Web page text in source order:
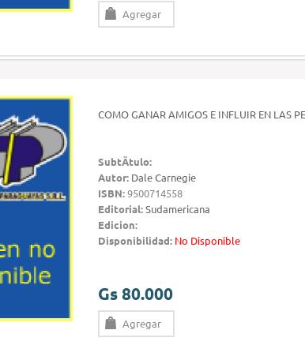
Agregar
COMO GANAR AMIGOS E INFLUIR EN LAS
SubtÃ­tulo:
Autor: Dale Carnegie
ISBN:9500714558
Editorial:Sudamericana
Edicion:
Disponibilidad: No Disponible
Gs 80.000
Agregar